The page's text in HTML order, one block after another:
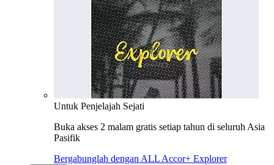
Untuk Penjelajah Sejati
Buka akses 2 malam gratis setiap tahun di seluruh Asia
Pasifik
Bergabunglah dengan ALL Accor+ Explorer